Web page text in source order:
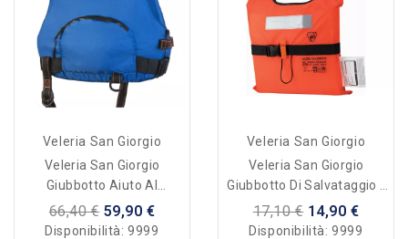
Veleria San Giorgio
Veleria San Giorgio
Giubbotto Aiuto Al
Galleggiamento Sailor PE
50 N
66,40 € 59,90 €
Disponibilità:9999
Veleria San Giorgio
Veleria San Giorgio
Giubbotto Di Salvataggio -
Nadir Adulto 100 N
17,10 € 14,90 €
Disponibilità:9999